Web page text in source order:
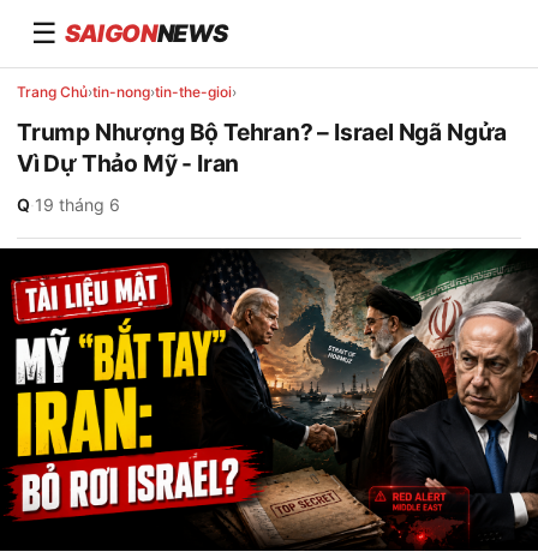
☰ SAIGONNEWS
Trang Chủ›tin-nong›tin-the-gioi›
Trump Nhượng Bộ Tehran? – Israel Ngã Ngửa
Vì Dự Thảo Mỹ - Iran
Q·19 tháng 6